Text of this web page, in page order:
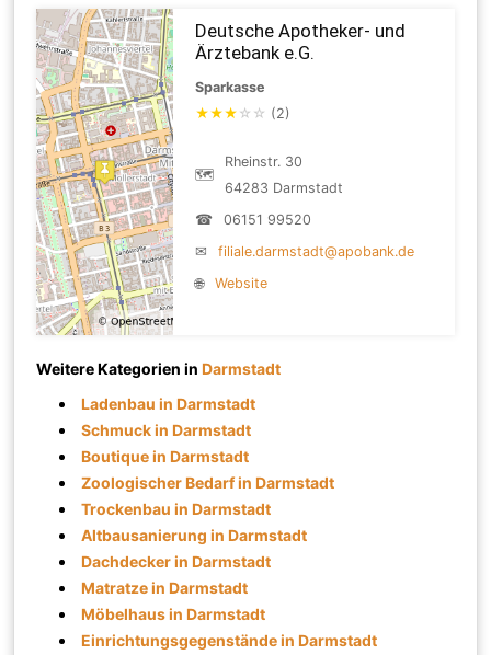
Deutsche Apotheker- und
Ärztebank e.G.
Sparkasse
★★★ ☆ ☆ (2)
🗺
Rheinstr. 30
64283 Darmstadt
☎
06151 99520
✉
filiale.darmstadt@apobank.de
🌐
Website
Weitere Kategorien inDarmstadt
Ladenbau in Darmstadt
Schmuck in Darmstadt
Boutique in Darmstadt
Zoologischer Bedarf in Darmstadt
Trockenbau in Darmstadt
Altbausanierung in Darmstadt
Dachdecker in Darmstadt
Matratze in Darmstadt
Möbelhaus in Darmstadt
Einrichtungsgegenstände in Darmstadt